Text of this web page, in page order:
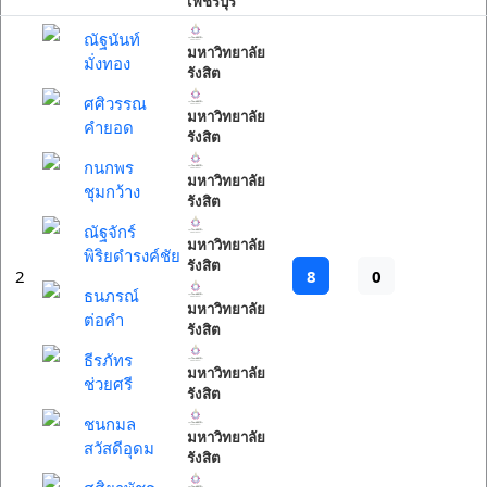
2
ณัฐนันท์
มั่งทอง
มหาวิทยาลัย
รังสิต
ศศิวรรณ
คำยอด
มหาวิทยาลัย
รังสิต
กนกพร
ชุมกว้าง
มหาวิทยาลัย
รังสิต
ณัฐจักร์
พิริยดำรงค์ชัย มหาวิทยาลัย
รังสิต
ธนภรณ์
ต่อคำ
มหาวิทยาลัย
รังสิต
ธีรภัทร
ช่วยศรี
มหาวิทยาลัย
รังสิต
ชนกมล
สวัสดีอุดม
มหาวิทยาลัย
รังสิต
8 0